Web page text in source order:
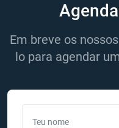
Em breve os
lo para agendar
Teu nome